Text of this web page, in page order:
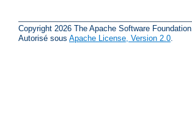
Copyright 2026 The Apache Software Foundation.
Autorisé sous Apache License, Version 2.0